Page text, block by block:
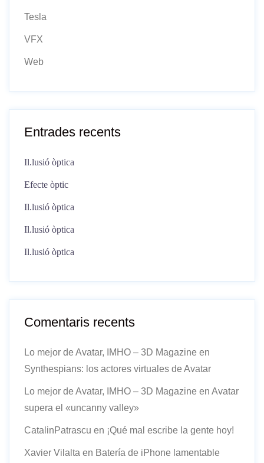
Tesla
VFX
Web
Entrades recents
Il.lusió òptica
Efecte òptic
Il.lusió òptica
Il.lusió òptica
Il.lusió òptica
Comentaris recents
Lo mejor de Avatar, IMHO – 3D Magazine en
Synthespians: los actores virtuales de Avatar
Lo mejor de Avatar, IMHO – 3D Magazine en Avatar
supera el «uncanny valley»
CatalinPatrascu en ¡Qué mal escribe la gente hoy!
Xavier Vilalta en Batería de iPhone lamentable